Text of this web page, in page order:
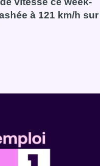
à 121 km/h sur
de vitesse ce week-